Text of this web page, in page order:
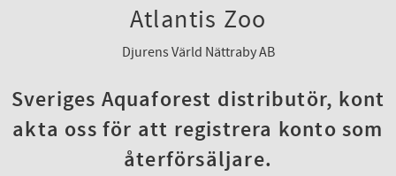
Atlantis Zoo
Djurens Värld Nättraby AB
Sveriges Aquaforest distributör, kont
akta oss för att registrera konto som
återförsäljare.